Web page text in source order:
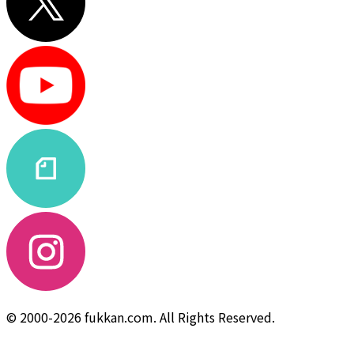
© 2000-2026 fukkan.com. All Rights Reserved.